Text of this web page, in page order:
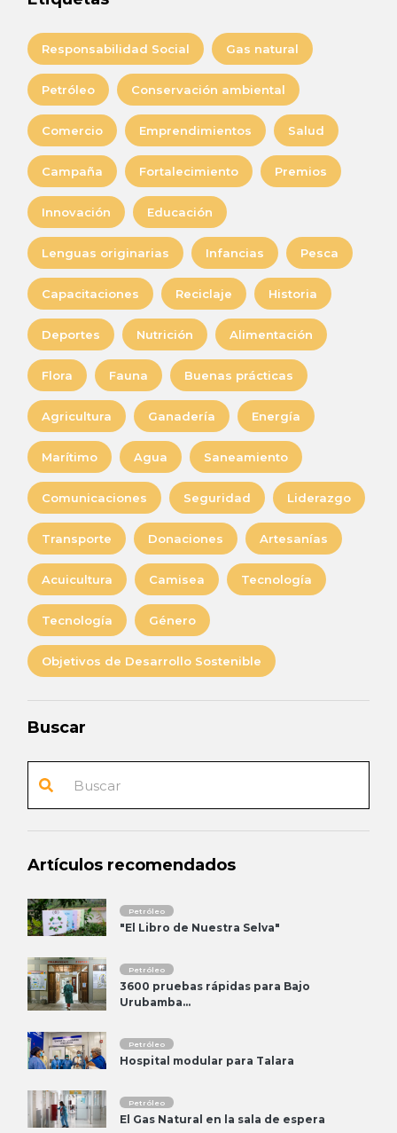
Responsabilidad Social Gas natural
Petróleo Conservación ambiental
Comercio Emprendimientos Salud
Campaña Fortalecimiento Premios
Innovación Educación
Lenguas originarias Infancias Pesca
Capacitaciones Reciclaje Historia
Deportes Nutrición Alimentación
Flora Fauna Buenas prácticas
Agricultura Ganadería Energía
Marítimo Agua Saneamiento
Comunicaciones Seguridad Liderazgo
Transporte Donaciones Artesanías
Acuicultura Camisea Tecnología
Tecnología Género
Objetivos de Desarrollo Sostenible
Buscar
Artículos recomendados
Petróleo
"El Libro de Nuestra Selva"
Petróleo
3600 pruebas rápidas para Bajo
Urubamba...
Petróleo
Hospital modular para Talara
Petróleo
El Gas Natural en la sala de espera